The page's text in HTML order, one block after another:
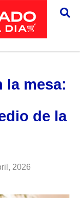
la mesa:
de la
2026